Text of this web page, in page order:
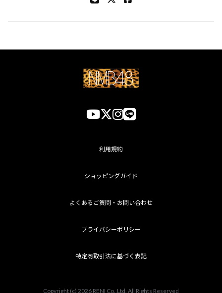
利用規約
ショッピングガイド
よくあるご質問・お問い合わせ
プライバシーポリシー
特定商取引法に基づく表記
Copyright (c) 2026 RENI Co.,Ltd. All Rights Reserved